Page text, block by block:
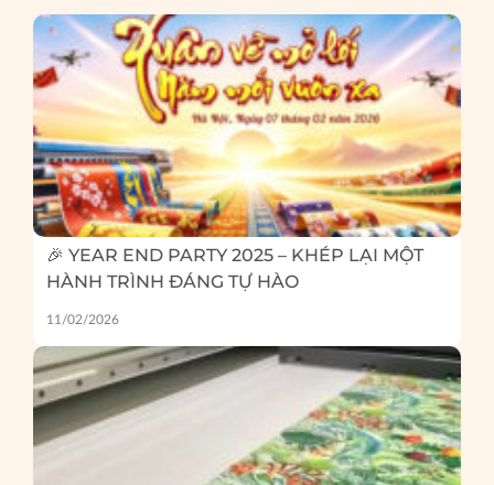
🎉 YEAR END PARTY 2025 – KHÉP LẠI MỘT
HÀNH TRÌNH ĐÁNG TỰ HÀO
11/02/2026